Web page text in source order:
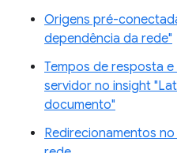
Origens pré-
dependência da rede"
Tempos de resposta
servidor no insight
documento"
Redirecionamentos